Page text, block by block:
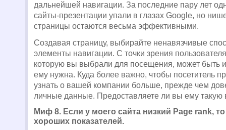
дальнейшей навигации. За последние пару лет
сайты-презентации упали в глазах Google, но
страницы остаются весьма эффективными.
Создавая страницу, выбирайте ненавязчивые
элементы навигации. С точки зрения
которую вы выбрали для посещения, может быть и
ему нужна. Куда более важно, чтобы посетитель
узнать о вашей компании больше, прежде чем
личные данные. Предоставляете ли вы ему такую
Миф 8. Если у моего сайта низкий Page rank,
хороших показателей.